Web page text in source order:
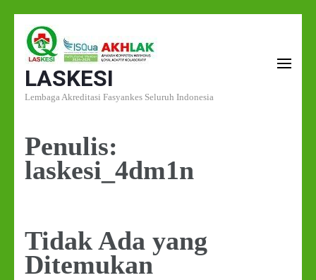
Lompat
konten
(Tekan
LASKESI
Lembaga Akreditasi Fasyankes Seluruh Indonesia
Penulis:
laskesi_4dm1n
Tidak Ada yang
Ditemukan